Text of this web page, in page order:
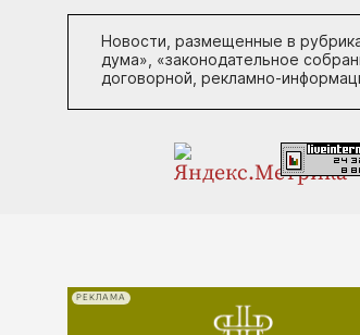
Новости, размещенные в
дума», «законодательное
договорной, рекламно-
РЕКЛАМА